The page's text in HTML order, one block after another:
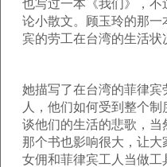
也写过一本《我们》，
论小散文。顾玉玲的那
宾的劳工在台湾的生活状
她描写了在台湾的菲律宾
人，他们如何受到整个
谈他们的生活的悲歌，当
那个书也影响很大，让
女佣和菲律宾工人当做